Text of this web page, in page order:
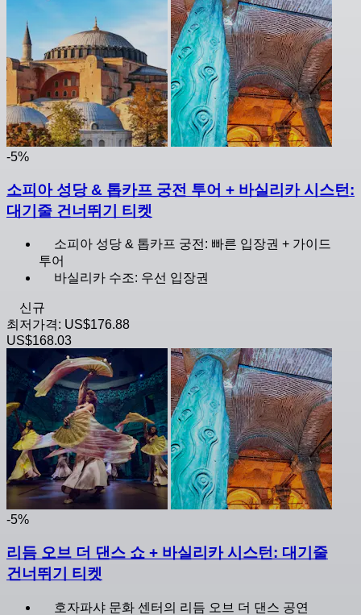
-5%
소피아 성당 & 톱카프 궁전 투어 + 바실리카 시스턴:
대기줄 건너뛰기 티켓
소피아 성당 & 톱카프 궁전: 빠른 입장권 + 가이드
투어
바실리카 수조: 우선 입장권
신규
최저가격: US$176.88
US$168.03
-5%
리듬 오브 더 댄스 쇼 + 바실리카 시스턴: 대기줄
건너뛰기 티켓
호자파샤 문화 센터의 리듬 오브 더 댄스 공연